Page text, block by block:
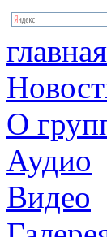
главная
О
Аудио
Видео